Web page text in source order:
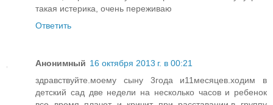
такая истерика, очень переживаю
Ответить
Анонимный 16 октября 2013 г. в 00:21
здравствуйте.моему сыну 3года и11месяцев.ходим в
детский сад две недели на несколько часов и ребенок